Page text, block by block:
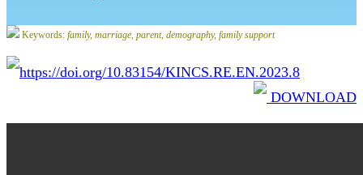
Keywords: family, marriage, parent, demography, family support
https://doi.org/10.83154/KINCS.RE.EN.2023.8
DOWNLOAD